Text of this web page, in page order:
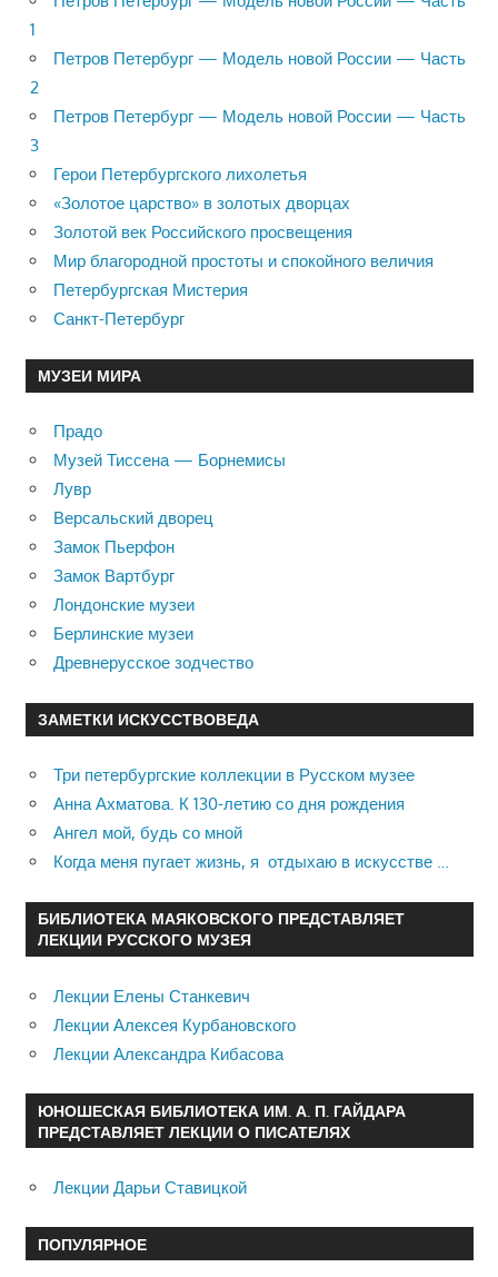
1
Петров Петербург — Модель новой России — Часть
2
Петров Петербург — Модель новой России — Часть
3
Герои Петербургского лихолетья
«Золотое царство» в золотых дворцах
Золотой век Российского просвещения
Мир благородной простоты и спокойного величия
Петербургская Мистерия
Санкт-Петербург
МУЗЕИ МИРА
Прадо
Музей Тиссена — Борнемисы
Лувр
Версальский дворец
Замок Пьерфон
Замок Вартбург
Лондонские музеи
Берлинские музеи
Древнерусское зодчество
ЗАМЕТКИ ИСКУССТВОВЕДА
Три петербургские коллекции в Русском музее
Анна Ахматова. К 130-летию со дня рождения
Ангел мой, будь со мной
Когда меня пугает жизнь, я отдыхаю в искусстве …
БИБЛИОТЕКА МАЯКОВСКОГО ПРЕДСТАВЛЯЕТ
ЛЕКЦИИ РУССКОГО МУЗЕЯ
Лекции Елены Станкевич
Лекции Алексея Курбановского
Лекции Александра Кибасова
ЮНОШЕСКАЯ БИБЛИОТЕКА ИМ. А. П. ГАЙДАРА
ПРЕДСТАВЛЯЕТ ЛЕКЦИИ О ПИСАТЕЛЯХ
Лекции Дарьи Ставицкой
ПОПУЛЯРНОЕ